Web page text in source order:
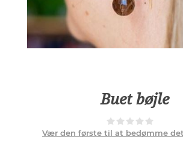
Buet bøjle
Vær den første til at bedømme